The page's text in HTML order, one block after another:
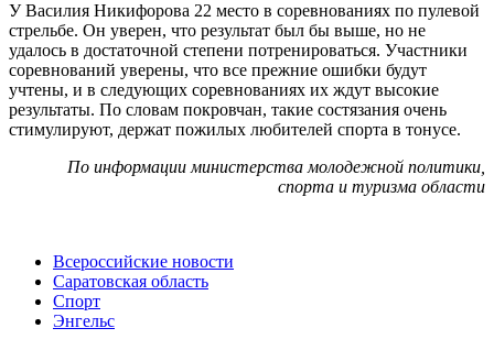
У Василия Никифорова 22 место в соревнованиях по пулевой
стрельбе. Он уверен, что результат был бы выше, но не
удалось в достаточной степени потренироваться. Участники
соревнований уверены, что все прежние ошибки будут
учтены, и в следующих соревнованиях их ждут высокие
результаты. По словам покровчан, такие состязания очень
стимулируют, держат пожилых любителей спорта в тонусе.
По информации министерства молодежной политики,
спорта и туризма области
Всероссийские новости
Саратовская область
Спорт
Энгельс